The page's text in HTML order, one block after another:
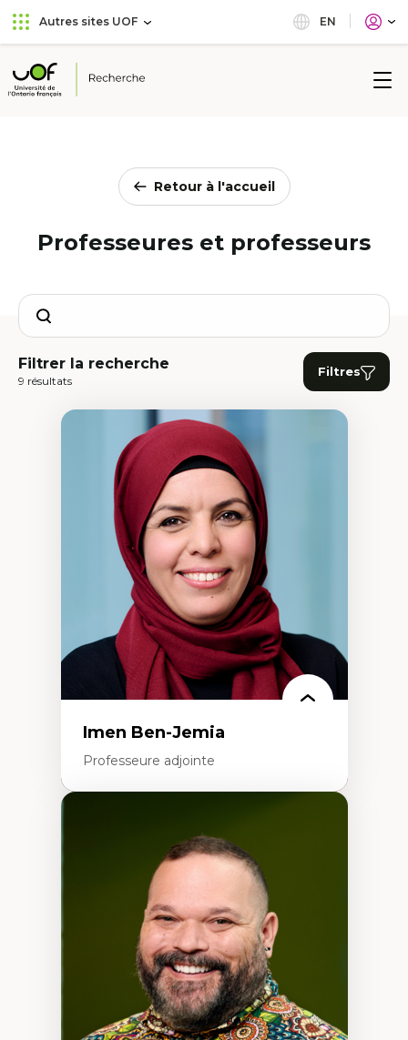
Aller
au
principal
Passer
au
Autres sites UOF EN
Université
Retour à l'accueil
Professeures et professeurs
Search
Filtrer la recherche
9 résultats
Filtres
Imen Ben-Jemia
Professeure adjointe
Discours sur la ville et représentations
Mosquées, formes et usages au Canada
Reconnaissance et représentations des
communautés immigrantes dans l'espace
Design architectural et urbain
Patrimoine et patrimonialisation
Études postcoloniales et décolonisation des
savoirs